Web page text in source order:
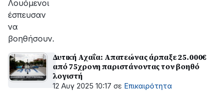
Λουόμενοι
έσπευσαν
να
βοηθήσουν.
Δυτική Αχαΐα: Απατεώνας άρπαξε 25.000€
από 75χρονη παριστάνοντας τον βοηθό
λογιστή
12 Αυγ 2025 10:17 σε Επικαιρότητα